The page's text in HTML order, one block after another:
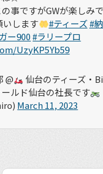
事ですがGWが楽しみ
いします #ティーズ#
ー900 #ラリープロ
UzyKP5Yb59
@
仙台のティーズ・
ルド仙台の社長です
March 11, 2023